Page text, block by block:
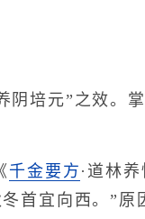
培元”之效。掌
千金要方 ·道林
首宜向西。”原